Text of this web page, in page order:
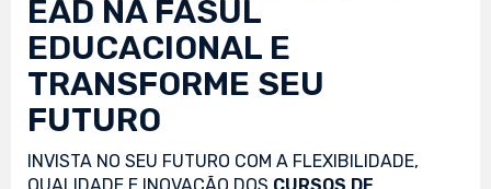
EAD NA FASUL
EDUCACIONAL E
TRANSFORME SEU
FUTURO
INVISTA NO SEU FUTURO COM A FLEXIBILIDADE,
QUALIDADE E INOVAÇÃO DOS CURSOS DE